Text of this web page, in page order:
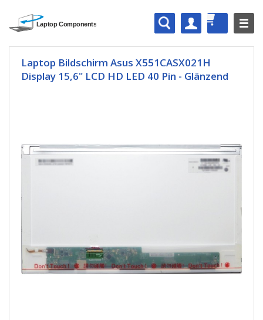
Laptop Bildschirm Asus X551CASX021H
Display 15,6" LCD HD LED 40 Pin - Glänzend